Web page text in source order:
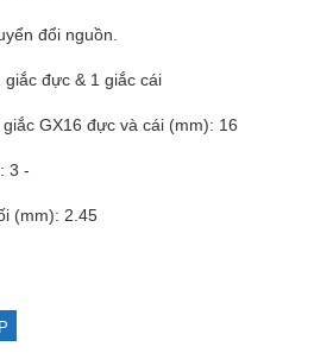
đổi nguồn.
đực & 1 giắc cái
GX16 đực và cái (mm): 16
3 -
(mm): 2.45